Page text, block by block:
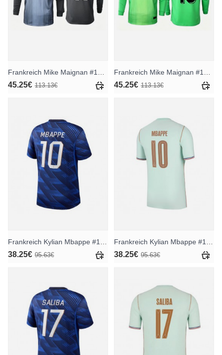
Frankreich Mike Maignan #16 Torwart Heimtrikot WM 2026 Langarm
45.25€ 113.13€
Frankreich Mike Maignan #16 Torwart Auswärtstrikot WM 2026 Langarm
45.25€ 113.13€
Frankreich Kylian Mbappe #10 Heimtrikot WM 2026 Kurzarm
38.25€ 95.63€
Frankreich Kylian Mbappe #10 Auswärtstrikot WM 2026 Kurzarm
38.25€ 95.63€